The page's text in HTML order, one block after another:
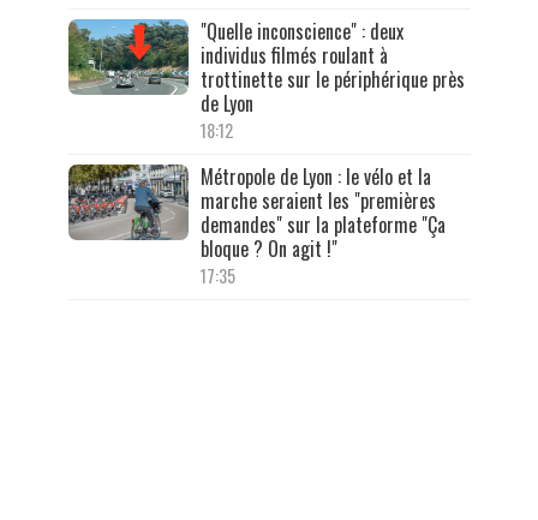
"Quelle inconscience" : deux
individus filmés roulant à
trottinette sur le périphérique près
de Lyon
18:12
Métropole de Lyon : le vélo et la
marche seraient les "premières
demandes" sur la plateforme "Ça
bloque ? On agit !"
17:35